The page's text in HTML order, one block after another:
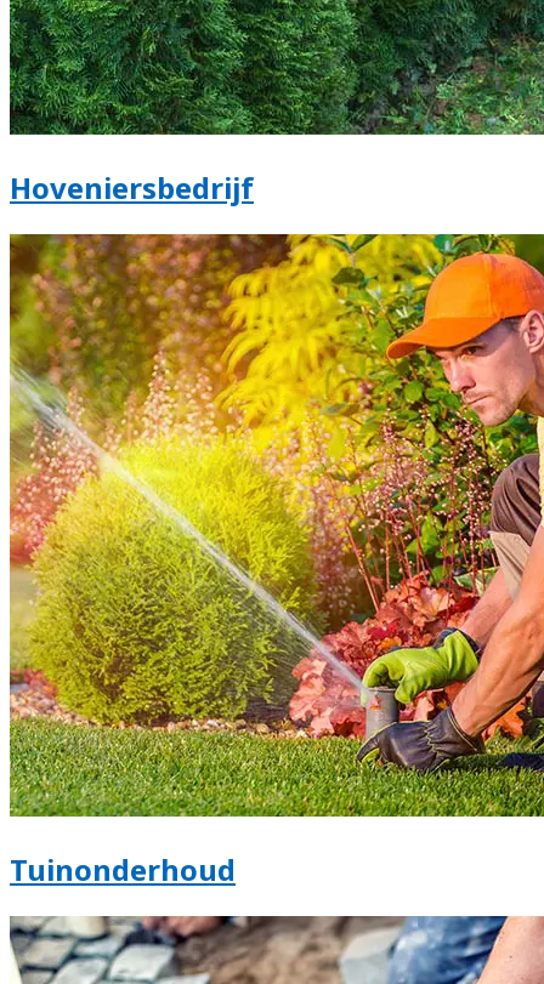
Hoveniersbedrijf
Tuinonderhoud